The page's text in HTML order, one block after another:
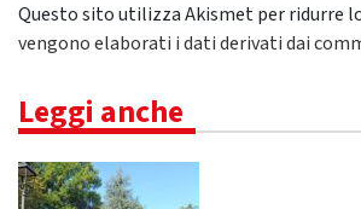
Questo sito utilizza Akismet per ridurre
vengono elaborati i dati derivati dai
Leggi anche